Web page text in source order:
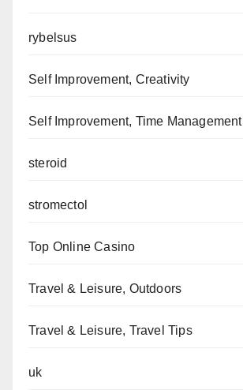
rybelsus
Self Improvement, Creativity
Self Improvement, Time Management
steroid
stromectol
Top Online Casino
Travel & Leisure, Outdoors
Travel & Leisure, Travel Tips
uk